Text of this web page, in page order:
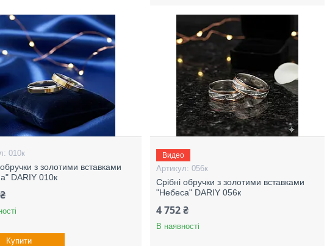
010к
обручки з золотими вставками
DARIY 010к
Купити
Видео
056к
Срібні обручки з золотими вставками
"Небеса" DARIY 056к
4 752 ₴
В наявності